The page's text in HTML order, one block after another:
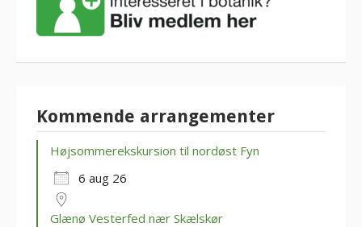
Kommende arrangementer
Højsommerekskursion til nordøst Fyn
6 aug 26
Glænø Vesterfed nær Skælskør